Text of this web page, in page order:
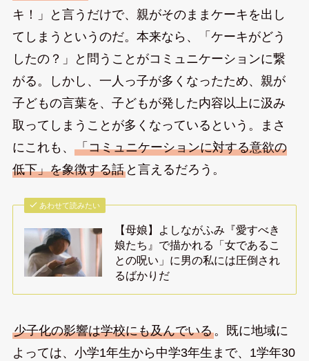
キ！」と言うだけで、親がそのままケーキを出し
てしまうというのだ。本来なら、「ケーキがどう
したの？」と問うことがコミュニケーションに繋
がる。しかし、一人っ子が多くなったため、親が
子どもの言葉を、子どもが発した内容以上に汲み
取ってしまうことが多くなっているという。まさ
にこれも、 「コミュニケーションに対する意欲の
低下」を象徴する話と言えるだろう。
あわせて読みたい
【母娘】よしながふみ『愛すべき
娘たち』で描かれる「女であるこ
との呪い」に男の私には圧倒され
るばかりだ
少子化の影響は学校にも及んでいる。既に地域に
よっては、小学1年生から中学3年生まで、1学年30